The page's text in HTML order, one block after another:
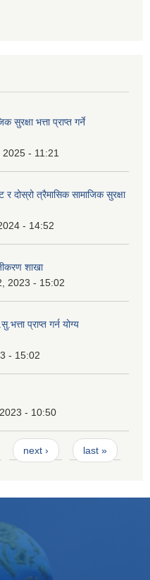
भत्ता प्राप्त गर्ने
- 11:21
त्रैमासिक सामाजिक सुरक्षा
- 14:52
शाखा
2023 - 15:02
प्राप्त गर्न योग्य
- 15:02
- 10:50
next › last »